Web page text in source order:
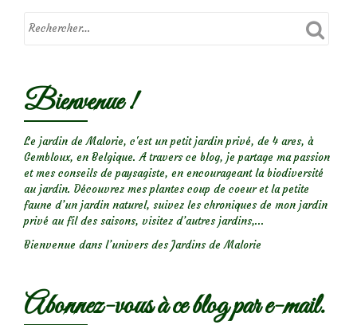
Bienvenue !
Le jardin de Malorie, c'est un petit jardin privé, de 4 ares, à
Gembloux, en Belgique. A travers ce blog, je partage ma passion
et mes conseils de paysagiste, en encourageant la biodiversité
au jardin. Découvrez mes plantes coup de coeur et la petite
faune d’un jardin naturel, suivez les chroniques de mon jardin
privé au fil des saisons, visitez d’autres jardins,...
Bienvenue dans l’univers des Jardins de Malorie
Abonnez-vous à ce blog par e-mail.